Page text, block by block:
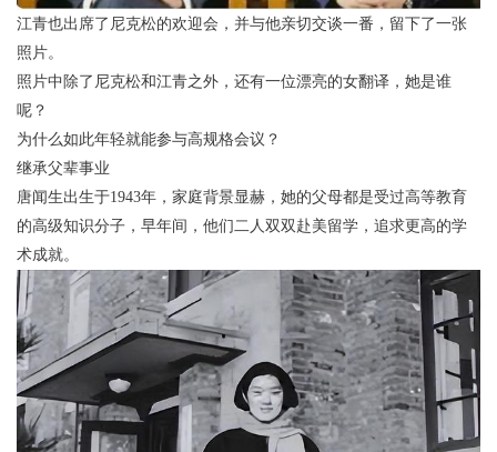
江青也出席了尼克松的欢迎会，并与他亲切交谈一番，留下了一张
照片。
照片中除了尼克松和江青之外，还有一位漂亮的女翻译，她是谁
呢？
为什么如此年轻就能参与高规格会议？
继承父辈事业
唐闻生出生于1943年，家庭背景显赫，她的父母都是受过高等教育
的高级知识分子，早年间，他们二人双双赴美留学，追求更高的学
术成就。